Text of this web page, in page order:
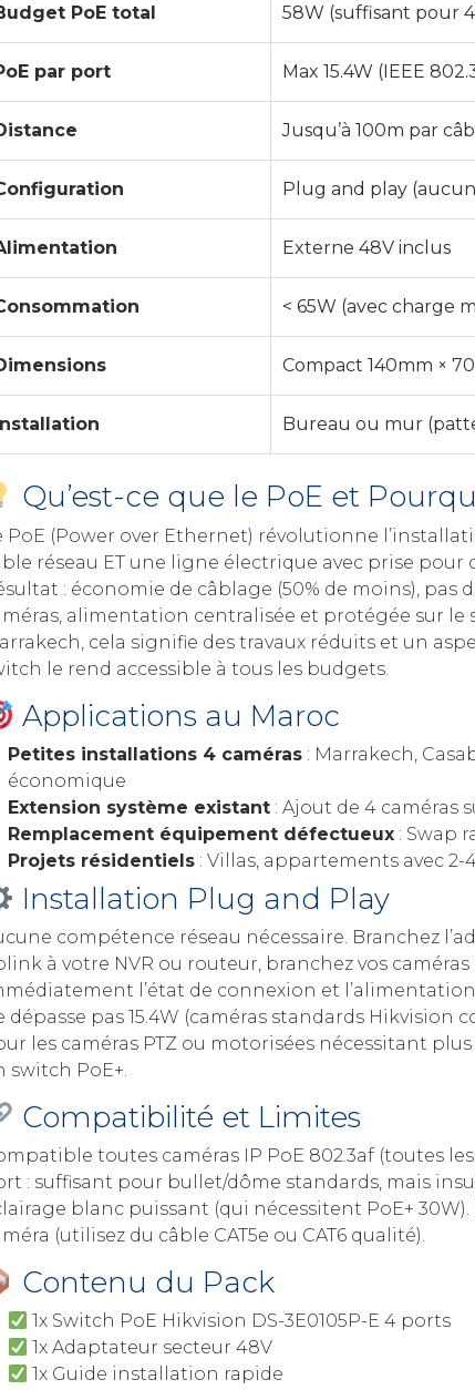
PoE total 58W (suffisant pour
par port Max 15.4W (IEEE
Jusqu’à 100m par
Plug and play
Externe 48V inclus
< 65W (avec charge
Compact 140mm ×
Installation Bureau ou mur
Qu’est-ce que le PoE et
PoE (Power over Ethernet) révolutionne
réseau ET une ligne électrique avec prise pour
: économie de câblage (50% de moins), pas
alimentation centralisée et protégée sur
cela signifie des travaux réduits et un
le rend accessible à tous les budgets.
Applications au Maroc
Petites installations 4 caméras : Marrakech,
économique
Extension système existant : Ajout de 4 caméras
Remplacement équipement défectueux : Swap
Projets résidentiels : Villas, appartements avec 2-
Installation Plug and Play
compétence réseau nécessaire. Branchez
à votre NVR ou routeur, branchez vos
l’état de connexion et l’alimentation.
dépasse pas 15.4W (caméras standards
les caméras PTZ ou motorisées nécessitant
switch PoE+.
Compatibilité et Limites
toutes caméras IP PoE 802.3af (toutes
: suffisant pour bullet/dôme standards, mais
blanc puissant (qui nécessitent PoE+
(utilisez du câble CAT5e ou CAT6 qualité).
Contenu du Pack
1x Switch PoE Hikvision DS-3E0105P-E 4 ports
1x Adaptateur secteur 48V
1x Guide installation rapide